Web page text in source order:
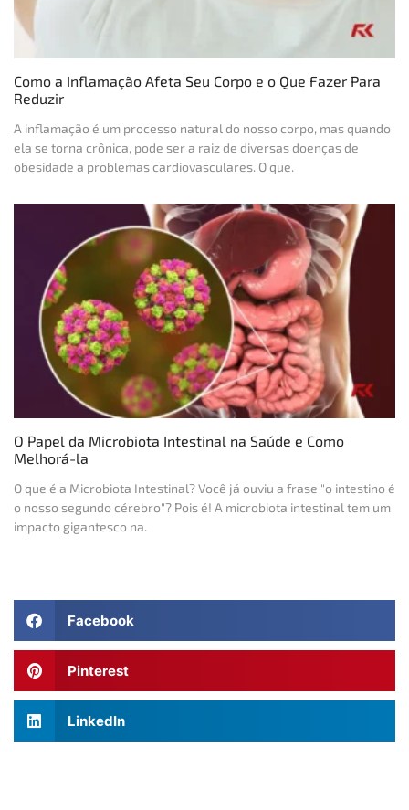
Como a Inflamação Afeta Seu Corpo e o Que Fazer Para
Reduzir
A inflamação é um processo natural do nosso corpo, mas quando
ela se torna crônica, pode ser a raiz de diversas doenças de
obesidade a problemas cardiovasculares. O que.
O Papel da Microbiota Intestinal na Saúde e Como
Melhorá-la
O que é a Microbiota Intestinal? Você já ouviu a frase "o intestino é
o nosso segundo cérebro"? Pois é! A microbiota intestinal tem um
impacto gigantesco na.
Facebook
Pinterest
LinkedIn